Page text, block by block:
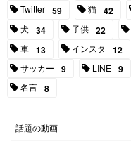
Twitter 59 猫 42
犬 34 子供 22
車 13 インスタ 12
サッカー 9 LINE 9
名言 8
話題の動画